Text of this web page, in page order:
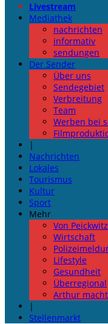
Livestream
Mediathek
nachrichten
informativ
sendungen
Der Sender
Über uns
Sendegebiet
Verbreitung
Team
Werben bei
|
Nachrichten
Lokales
Tourismus
Kultur
Sport
Mehr
Von
Wirtschaft
Lifestyle
Gesundheit
Überregional
Arthur
|
Stellenmarkt